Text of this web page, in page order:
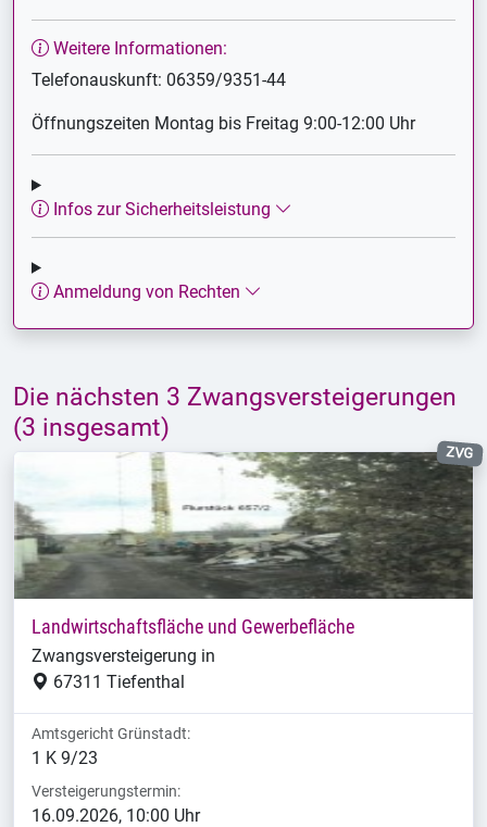
Die nächsten 3 Zwangsversteigerungen
(3 insgesamt)
ZVG
Landwirtschaftsfläche und Gewerbefläche
Zwangsversteigerung in
67311 Tiefenthal
Amtsgericht Grünstadt:
1 K 9/23
Versteigerungstermin:
16.09.2026, 10:00 Uhr
Weitere Informationen:
Telefonauskunft: 06359/9351-44
Öffnungszeiten Montag bis Freitag 9:00-12:00 Uhr
Infos zur Sicherheitsleistung
Anmeldung von Rechten